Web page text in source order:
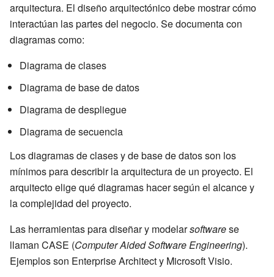
arquitectura. El diseño arquitectónico debe mostrar cómo
interactúan las partes del negocio. Se documenta con
diagramas como:
Diagrama de clases
Diagrama de base de datos
Diagrama de despliegue
Diagrama de secuencia
Los diagramas de clases y de base de datos son los
mínimos para describir la arquitectura de un proyecto. El
arquitecto elige qué diagramas hacer según el alcance y
la complejidad del proyecto.
Las herramientas para diseñar y modelarsoftwarese
llaman CASE (Computer Aided Software Engineering).
Ejemplos son Enterprise Architect y Microsoft Visio.